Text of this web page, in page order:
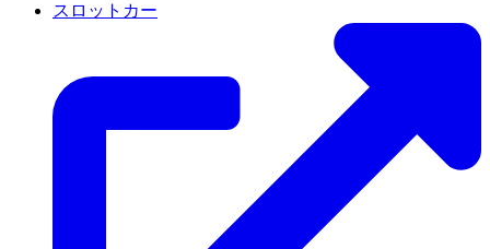
スロットカー